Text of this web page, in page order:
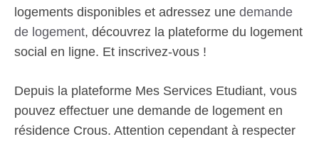
logements disponibles et adressez une demande
de logement, découvrez la plateforme du logement
social en ligne. Et inscrivez-vous !
Depuis la plateforme Mes Services Etudiant, vous
pouvez effectuer une demande de logement en
résidence Crous. Attention cependant à respecter